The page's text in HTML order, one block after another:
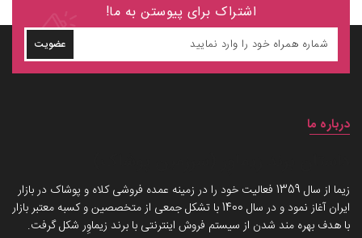
اشتراک برای پیوستن به ما!
عضویت
درباره ما
زیما از سال 1359 فعالیت خود را در زمینه عمده فروشی کلاه و پوشاک در بازار
ایران آغاز نمود و در سال 1400 با تشکل جمعی از متخصصین و کسبه معتبر بازار
با هدف بهره مند شدن از سیستم فروش اینترنتی با برند زیماوِر شکل گرفت.